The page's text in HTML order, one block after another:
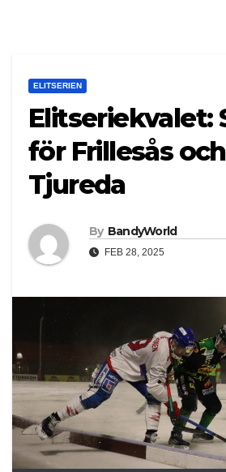
ELITSERIEN
Elitseriekvalet:
för Frillesås
Tjureda
By BandyWorld
FEB 28, 2025